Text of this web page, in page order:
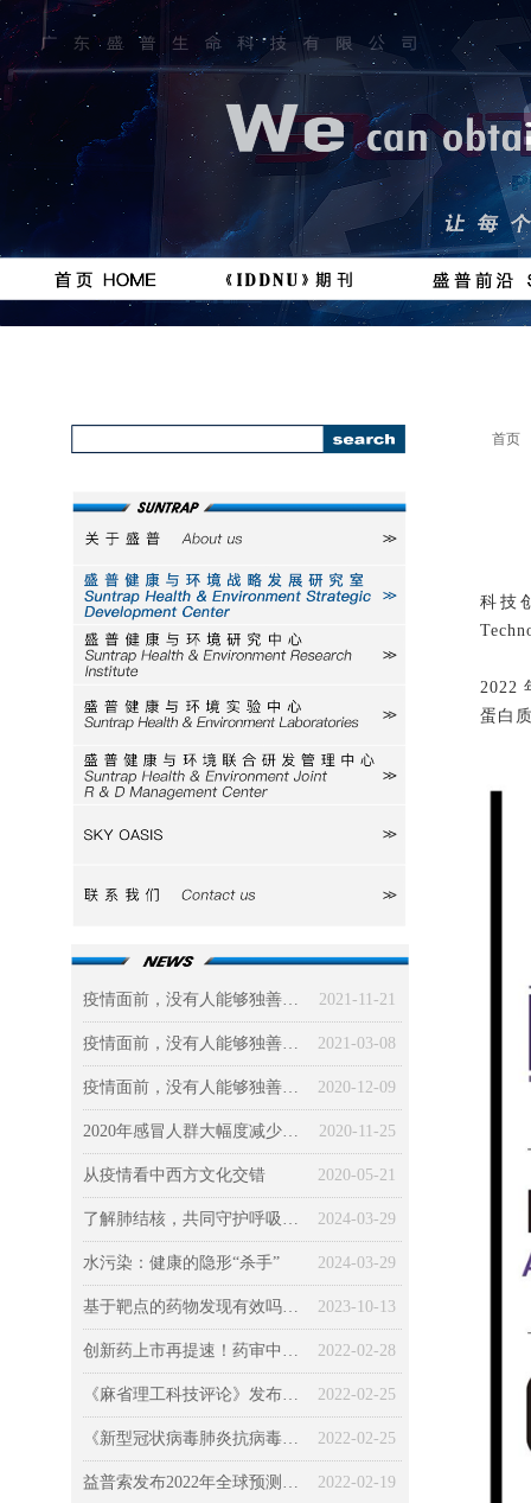
按钮
#
按钮
科技
2022
蛋白
关于盛普
研究室
研究中心
实验中心
研发中心
联系我们
首页
2021-11-21
疫情面前，没有人能够独善其身（三）社会篇：被政治、经济、道德三驾马车“绑架”的新冠病毒
2021-03-08
疫情面前，没有人能够独善其身（二）环境篇
2020-12-09
疫情面前，没有人能够独善其身（一）健康篇
2020-11-25
2020年感冒人群大幅度减少，不感冒意味着身体变好？
2020-05-21
从疫情看中西方文化交错
2024-03-29
了解肺结核，共同守护呼吸健康
2024-03-29
水污染：健康的隐形“杀手”
2023-10-13
基于靶点的药物发现有效吗？所有药物的发现和“非靶向”机制
2022-02-28
创新药上市再提速！药审中心发布最新《加快创新药上市申请审评工作程序（试行）》征求意见稿
2022-02-25
《麻省理工科技评论》发布2022年全球十大突破性技术
2022-02-25
《新型冠状病毒肺炎抗病毒新药临床试验技术指导原则（试行）》发布
2022-02-19
益普索发布2022年全球预测：新冠、环境、经济、社会、技术……
111111